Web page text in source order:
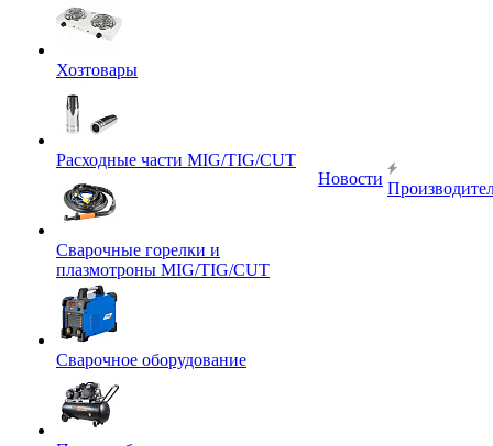
Хозтовары
Расходные части MIG/TIG/CUT
Сварочные горелки и
плазмотроны MIG/TIG/CUT
Сварочное оборудование
Новости